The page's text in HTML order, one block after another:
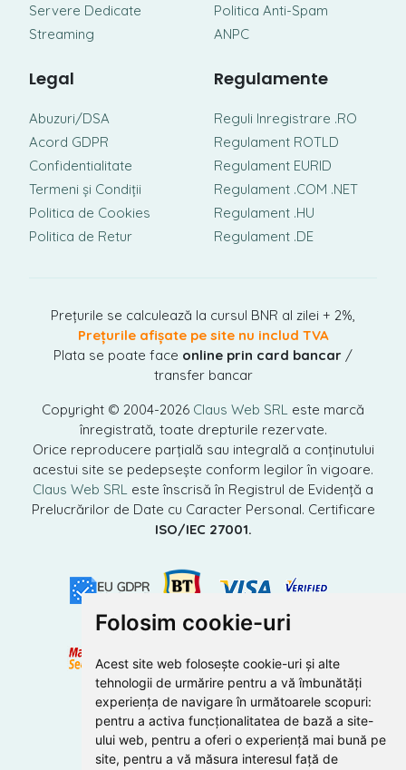
Folosim cookie-uri
Acest site web folosește cookie-uri și alte
tehnologii de urmărire pentru a vă îmbunătăți
experiența de navigare în următoarele scopuri:
pentru a activa funcționalitatea de bază a site-
ului web, pentru a oferi o experiență mai bună pe
site, pentru a vă măsura interesul față de
Servere Dedicate
Streaming
Politica Anti-Spam
ANPC
Legal
Abuzuri/DSA
Acord GDPR
Confidentialitate
Termeni și Condiții
Politica de Cookies
Politica de Retur
Regulamente
Reguli Inregistrare .RO
Regulament ROTLD
Regulament EURID
Regulament .COM .NET
Regulament .HU
Regulament .DE
Prețurile se calculează la cursul BNR al zilei + 2%,
Prețurile afișate pe site nu includ TVA
Plata se poate face online prin card bancar /
transfer bancar
Copyright © 2004-2026 Claus Web SRL este marcă
înregistrată, toate drepturile rezervate.
Orice reproducere parțială sau integrală a conținutului
acestui site se pedepsește conform legilor în vigoare.
Claus Web SRL este înscrisă în Registrul de Evidență a
Prelucrărilor de Date cu Caracter Personal. Certificare
ISO/IEC 27001.